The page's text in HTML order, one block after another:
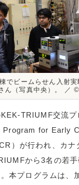
でビームらせん入射実
ん（写真中央）。 ／
TRIUMF交流
Program for Early
）が行われ、カナ
から3名の若
本プログラムは、